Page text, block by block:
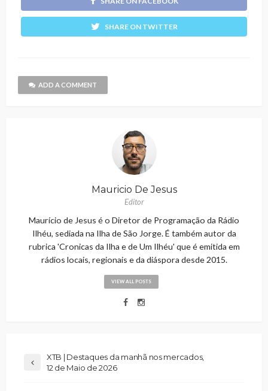
SHARE ON TWITTER
ADD A COMMENT
Mauricio De Jesus
Editor
Maurício de Jesus é o Diretor de Programação da Rádio
Ilhéu, sediada na Ilha de São Jorge. É também autor da
rubrica 'Cronicas da Ilha e de Um Ilhéu' que é emitida em
rádios locais, regionais e da diáspora desde 2015.
VIEW ALL POSTS
XTB | Destaques da manhã nos mercados,
12 de Maio de 2026